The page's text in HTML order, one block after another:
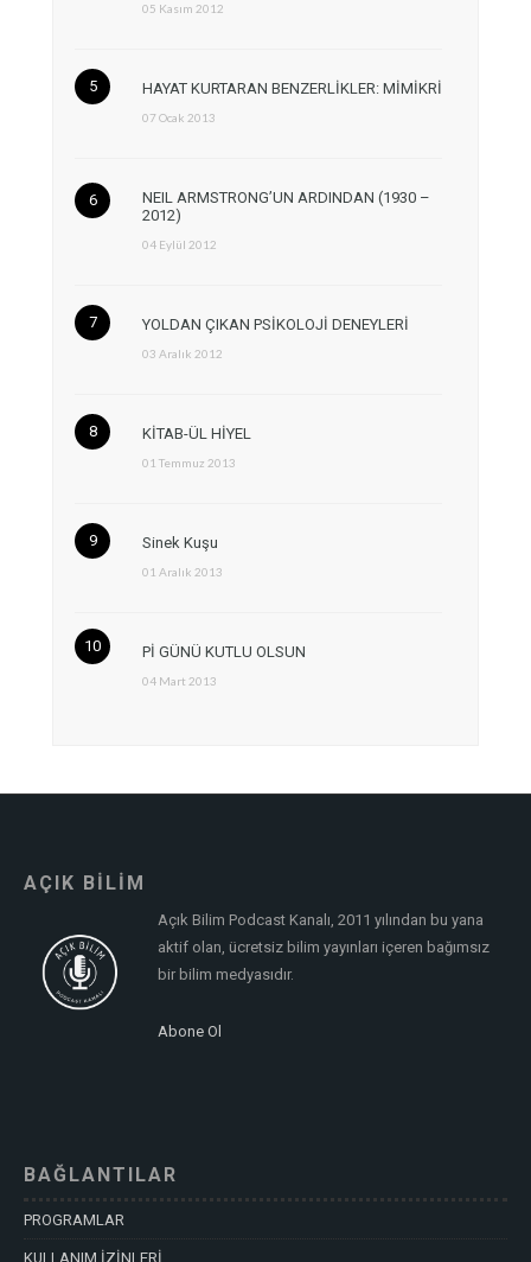
05 Kasım 2012
HAYAT KURTARAN BENZERLİKLER: MİMİKRİ
07 Ocak 2013
NEIL ARMSTRONG’UN ARDINDAN (1930 –
2012)
04 Eylül 2012
YOLDAN ÇIKAN PSİKOLOJİ DENEYLERİ
03 Aralık 2012
KİTAB-ÜL HİYEL
01 Temmuz 2013
Sinek Kuşu
01 Aralık 2013
Pİ GÜNÜ KUTLU OLSUN
04 Mart 2013
AÇIK BİLİM
Açık Bilim Podcast Kanalı, 2011 yılından bu yana
aktif olan, ücretsiz bilim yayınları içeren bağımsız
bir bilim medyasıdır.
Abone Ol
BAĞLANTILAR
PROGRAMLAR
KULLANIM İZİNLERİ